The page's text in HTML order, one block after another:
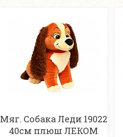
Мяг. Собака Леди 19022
40см плюш ЛЕКОМ